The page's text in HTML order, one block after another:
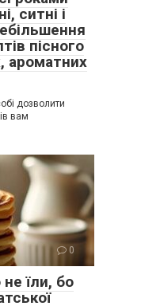
ситні і
пісного
ароматних
дозволити
вам
0
їли, бо